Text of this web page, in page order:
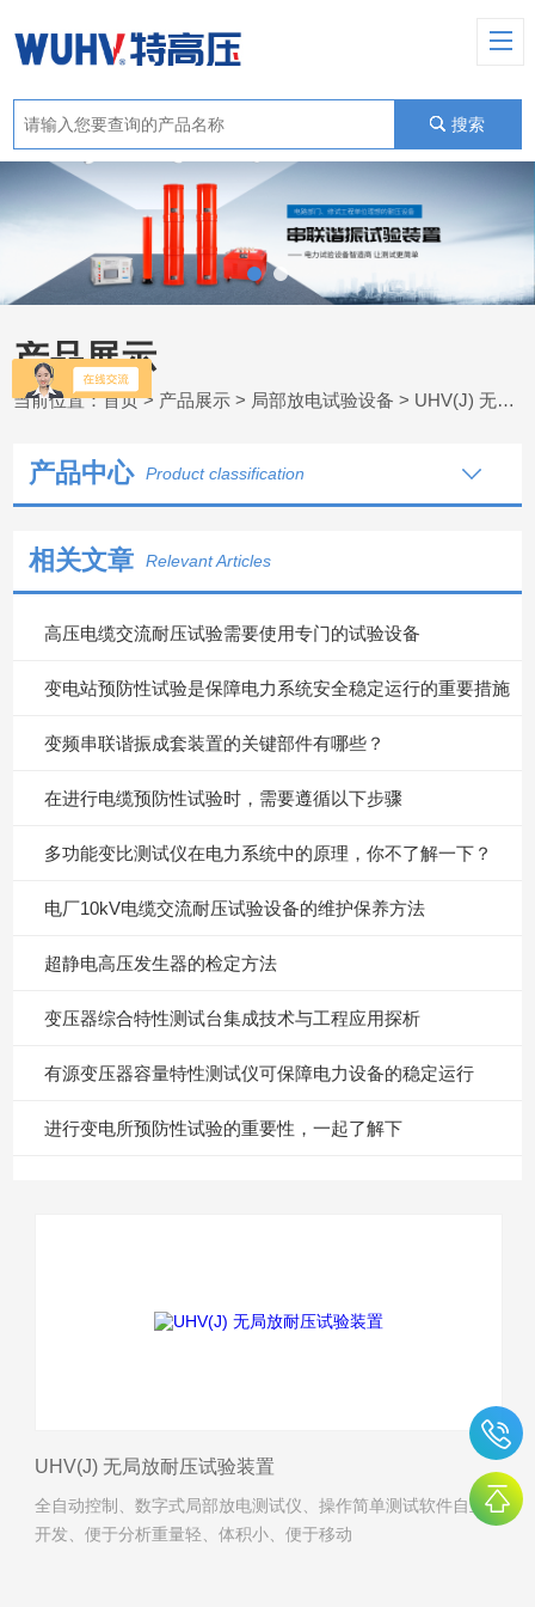
搜索
产品展示
当前位置：首页> 产品展示 > 局部放电试验设备 > UHV(J) 无局放耐压试验
产品中心 Product classification
相关文章 Relevant Articles
高压电缆交流耐压试验需要使用专门的试验设备
变电站预防性试验是保障电力系统安全稳定运行的重要措施
变频串联谐振成套装置的关键部件有哪些？
在进行电缆预防性试验时，需要遵循以下步骤
多功能变比测试仪在电力系统中的原理，你不了解一下？
电厂10kV电缆交流耐压试验设备的维护保养方法
超静电高压发生器的检定方法
变压器综合特性测试台集成技术与工程应用探析
有源变压器容量特性测试仪可保障电力设备的稳定运行
进行变电所预防性试验的重要性，一起了解下
UHV(J) 无局放耐压试验装置
全自动控制、数字式局部放电测试仪、操作简单测试软件自主
开发、便于分析重量轻、体积小、便于移动